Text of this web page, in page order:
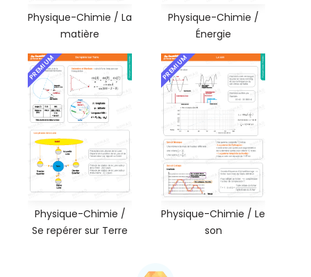
Physique-Chimie / La
matière
Physique-Chimie /
Énergie
PREMIUM
Physique-Chimie /
Se repérer sur Terre
PREMIUM
Physique-Chimie / Le
son